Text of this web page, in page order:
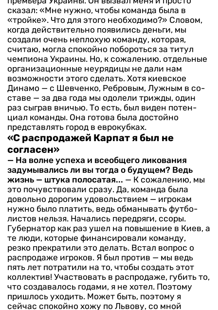
сказал: «Мне нужно, чтобы команда бы­ла в
«тройке». Что для этого не­обходимо?» Словом,
когда дей­ствительно появились деньги, мы
создали очень неплохую команду, которая,
считаю, мог­ла спокойно побороться за титул
чемпиона Украины. Но, к сожа­лению. отдельные
организаци­онные неурядицы не дали нам
возможности этого сделать. Хо­тя киевское
Динамо — с Шев­ченко, Ребровым, Лужным в со­
ставе — за два года мы одолели трижды, один
раз сыграв вни­чью. То есть, был виден потен­
циал команды. Она готова была достойно
представлять город в еврокубках.
«С распродажей Карпат я был не
согласен»
— На волне успеха и всеоб­щего ликования
задумывались ли вы тогда о будущем? Ведь
жизнь — штука полосатая... — К сожалению, мы
это почув­ствовали сразу. Да, команда бы­ла
довольно дорогим удовольствием — игрокам
нужно было платить, ведь обманывать футбо­
листов нельзя. Начались передряги, ссоры.
Губернатор как раз ушел на повышение в Киев, а
те люди, которые финансировали команду,
резко прекратили это делать. Встал вопрос о
распрода­же игроков. Я был против — мы ведь
пять лет потратили на то, чтобы создать этот
коллектив! Участвовать в распродаже, гу­бить то,
что создавалось годами, я не хотел. Поэтому
пришлось уходить. Может быть, поэтому я
сейчас спокойно хожу по Львову, со мной